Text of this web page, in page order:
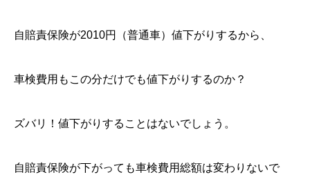
自賠責保険が2010円（普通車）値下がりするから、
車検費用もこの分だけでも値下がりするのか？
ズバリ！値下がりすることはないでしょう。
自賠責保険が下がっても車検費用総額は変わりないで